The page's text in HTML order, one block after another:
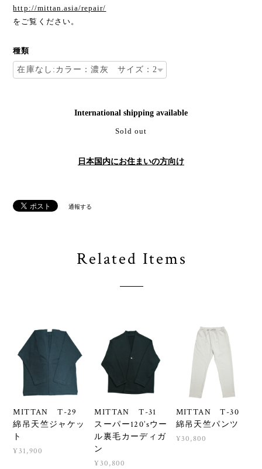
http://mittan.asia/repair/
をご覧ください。
種類
International shipping available
Sold out
日本国内にお住まいの方向け
通報する
Related Items
MITTAN T-29
綿吊天竺ジャケッ
ト
¥31,900
MITTAN T-31
スーパー120’sウー
ル裏毛カーディガ
ン
¥30,800
MITTAN T-30
綿吊天竺パンツ
¥30,800